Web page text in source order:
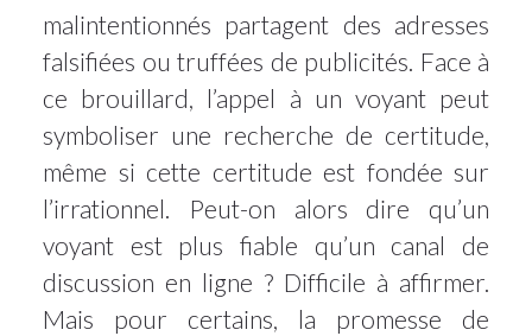
malintentionnés partagent des adresses
falsifiées ou truffées de publicités. Face à
ce brouillard, l’appel à un voyant peut
symboliser une recherche de certitude,
même si cette certitude est fondée sur
l’irrationnel. Peut-on alors dire qu’un
voyant est plus fiable qu’un canal de
discussion en ligne ? Difficile à affirmer.
Mais pour certains, la promesse de